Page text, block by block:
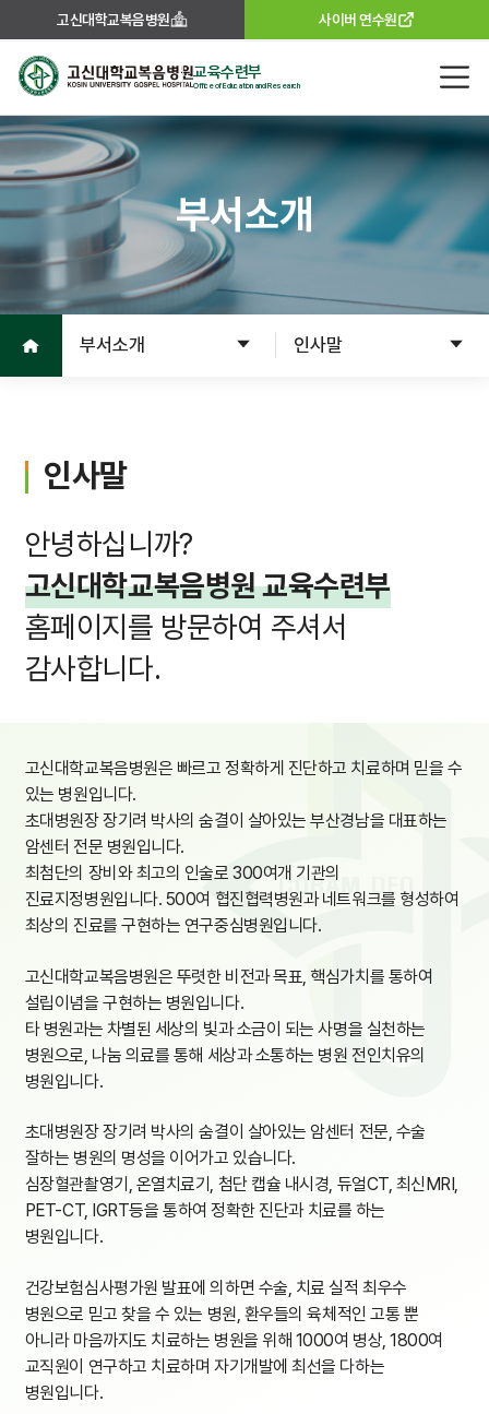
고신대학교복음병원 사이버 연수원
교육수련부
Office of Education and Research
부서소개
부서소개 인사말
인사말
안녕하십니까?
고신대학교복음병원 교육수련부
홈페이지를 방문하여 주셔서
감사합니다.
고신대학교복음병원은 빠르고 정확하게 진단하고 치료하며 믿을 수
있는 병원입니다.
초대병원장 장기려 박사의 숨결이 살아있는 부산경남을 대표하는
암센터 전문 병원입니다.
최첨단의 장비와 최고의 인술로 300여개 기관의
진료지정병원입니다. 500여 협진협력병원과 네트워크를 형성하여
최상의 진료를 구현하는 연구중심병원입니다.
고신대학교복음병원은 뚜렷한 비전과 목표, 핵심가치를 통하여
설립이념을 구현하는 병원입니다.
타 병원과는 차별된 세상의 빛과 소금이 되는 사명을 실천하는
병원으로, 나눔 의료를 통해 세상과 소통하는 병원 전인치유의
병원입니다.
초대병원장 장기려 박사의 숨결이 살아있는 암센터 전문, 수술
잘하는 병원의 명성을 이어가고 있습니다.
심장혈관촬영기, 온열치료기, 첨단 캡슐 내시경, 듀얼CT, 최신MRI,
PET-CT, IGRT등을 통하여 정확한 진단과 치료를 하는
병원입니다.
건강보험심사평가원 발표에 의하면 수술, 치료 실적 최우수
병원으로 믿고 찾을 수 있는 병원, 환우들의 육체적인 고통 뿐
아니라 마음까지도 치료하는 병원을 위해 1000여 병상, 1800여
교직원이 연구하고 치료하며 자기개발에 최선을 다하는
병원입니다.